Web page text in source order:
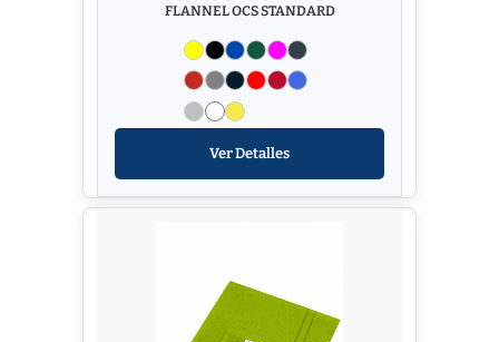
FLANNEL OCS STANDARD
Ver Detalles